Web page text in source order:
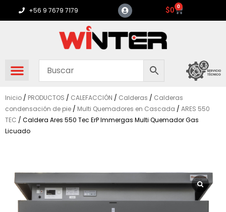
+56 9 7679 7179 $0 0
Carrito
Inicio / PRODUCTOS / CALEFACCIÓN / Calderas / Calderas
condensación de pie / Multi Quemadores en Cascada / ARES 550
TEC / Caldera Ares 550 Tec ErP Immergas Multi Quemador Gas
Licuado